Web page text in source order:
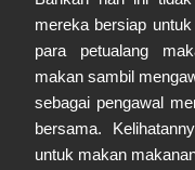
mereka bersiap
para petualang
makan sambil
sebagai pengawal
bersama.
untuk makan